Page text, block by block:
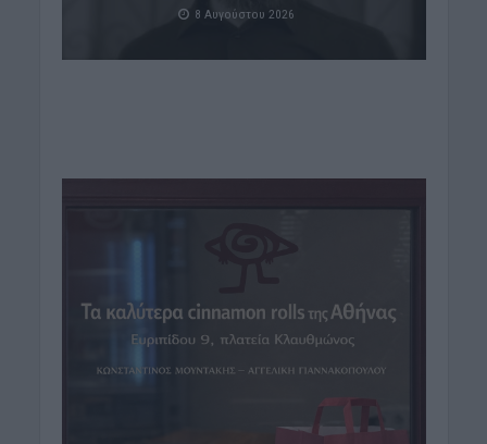
8 Αυγούστου 2026